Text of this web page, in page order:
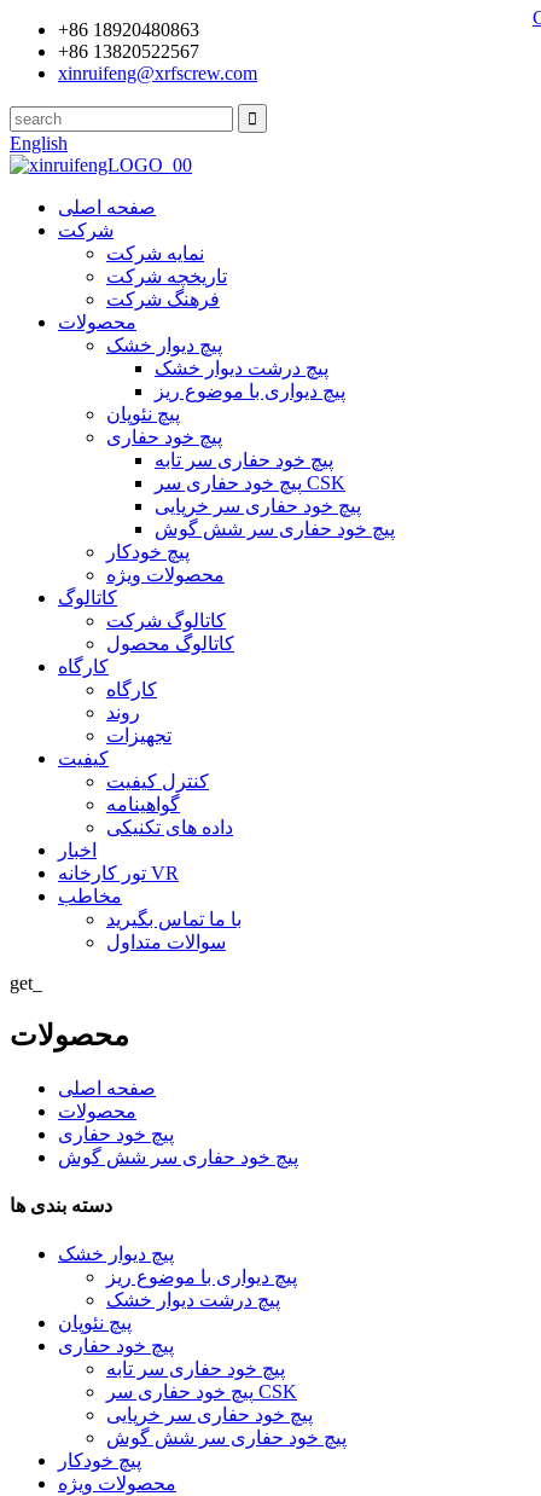
+86 18920480863
+86 13820522567
xinruifeng@xrfscrew.com
English
صفحه اصلی
شرکت
نمایه شرکت
تاریخچه شرکت
فرهنگ شرکت
محصولات
پیچ دیوار خشک
پیچ درشت دیوار خشک
پیچ دیواری با موضوع ریز
پیچ نئوپان
پیچ خود حفاری
پیچ خود حفاری سر تابه
پیچ خود حفاری سر CSK
پیچ خود حفاری سر خرپایی
پیچ خود حفاری سر شش گوش
پیچ خودکار
محصولات ویژه
کاتالوگ
کاتالوگ شرکت
کاتالوگ محصول
کارگاه
کارگاه
روند
تجهیزات
کیفیت
کنترل کیفیت
گواهینامه
داده های تکنیکی
اخبار
تور کارخانه VR
مخاطب
با ما تماس بگیرید
سوالات متداول
get_
محصولات
صفحه اصلی
محصولات
پیچ خود حفاری
پیچ خود حفاری سر شش گوش
دسته بندی ها
پیچ دیوار خشک
پیچ دیواری با موضوع ریز
پیچ درشت دیوار خشک
پیچ نئوپان
پیچ خود حفاری
پیچ خود حفاری سر تابه
پیچ خود حفاری سر CSK
پیچ خود حفاری سر خرپایی
پیچ خود حفاری سر شش گوش
پیچ خودکار
محصولات ویژه